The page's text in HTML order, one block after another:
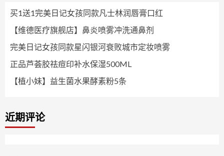
买1送1完美日记女孩同款凡士林润唇膏口红
【维德医疗旗舰店】鼻炎喷雾冲洗通鼻剂
完美日记女孩同款星闪银河衰败城市定妆喷雾
正品芦荟胶祛痘印补水保湿500ML
【植小妹】益生菌水果酵素粉5条
近期评论